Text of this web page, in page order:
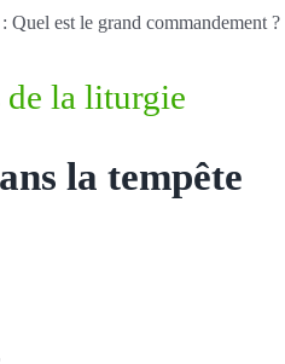
Quel est le grand commandement ?
de la liturgie
la tempête